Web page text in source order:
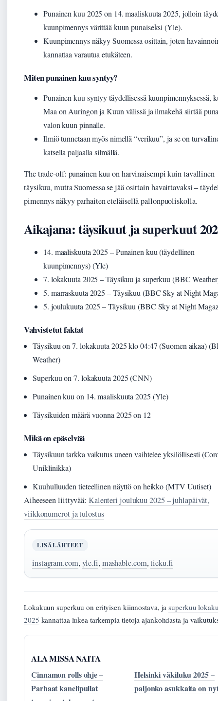
Punainen kuu 2025 on 14. maaliskuuta 2025, jolloin
kuunpimennys värittää kuun punaiseksi (Yle).
Kuunpimennys näkyy Suomessa osittain, joten
kannattaa varautua etukäteen.
Miten punainen kuu syntyy?
Punainen kuu syntyy täydellisessä kuunpimennyksessä,
Maa on Auringon ja Kuun välissä ja ilmakehä siirtää
valon kuun pinnalle.
Ilmiö tunnetaan myös nimellä “verikuu”, ja se on
katsella paljaalla silmällä.
The trade-off: punainen kuu on harvinaisempi kuin tavallinen
täysikuu, mutta Suomessa se jää osittain havaittavaksi –
pimennys näkyy parhaiten eteläisellä pallonpuoliskolla.
Aikajana: täysikuut ja superkuut
14. maaliskuuta 2025 – Punainen kuu (täydellinen
kuunpimennys) (Yle)
7. lokakuuta 2025 – Täysikuu ja superkuu (BBC
5. marraskuuta 2025 – Täysikuu (BBC Sky at Night
5. joulukuuta 2025 – Täysikuu (BBC Sky at Night
Vahvistetut faktat
Täysikuu on 7. lokakuuta 2025 klo 04:47 (Suomen aikaa)
Weather)
Superkuu on 7. lokakuuta 2025 (CNN)
Punainen kuu on 14. maaliskuuta 2025 (Yle)
Täysikuiden määrä vuonna 2025 on 12
Mikä on epäselvää
Täysikuun tarkka vaikutus uneen vaihtelee yksilöllisesti
Uniklinikka)
Kuuhulluuden tieteellinen näyttö on heikko (MTV Uutiset)
Aiheeseen liittyvää: Kalenteri joulukuu 2025 – juhlapäivät,
viikkonumerot ja tulostus
LISÄLÄHTEET
instagram.com, yle.fi, mashable.com,tieku.fi
Lokakuun superkuu on erityisen kiinnostava, jasuperkuu
2025 kannattaa lukea tarkempia tietoja ajankohdasta ja
ALA MISSA NAITA
Cinnamon rolls ohje –
Parhaat kanelipullat
Helsinki väkiluku 2025 –
paljonko asukkaita on